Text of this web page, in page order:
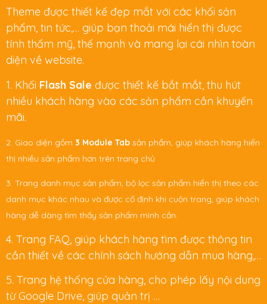
Theme được thiết kế đẹp mắt với các khối sản
phẩm, tin tức,… giúp bạn thoải mái hiển thị được
tính thẩm mỹ, thế mạnh và mang lại cái nhìn toàn
diện về website.
1. Khối Flash Sale được thiết kế bắt mắt, thu hút
nhiều khách hàng vào các sản phẩm cần khuyến
mãi.​
2. Giao diện gồm 3 Module Tab sản phẩm, giúp khách hàng hiển
thị nhiều sản phẩm hơn trên trang chủ
3. Trang danh mục sản phẩm, bộ lọc sản phẩm hiển thị theo các
danh mục khác nhau và được cố định khi cuộn trang, giúp khách
hàng dễ dàng tìm thấy sản phẩm mình cần.
4. Trang FAQ, giúp khách hàng tìm được thông tin
cần thiết về các chính sách hướng dẫn mua hàng,…
5. Trang hệ thống cửa hàng, cho phép lấy nội dung
từ Google Drive, giúp quản trị …